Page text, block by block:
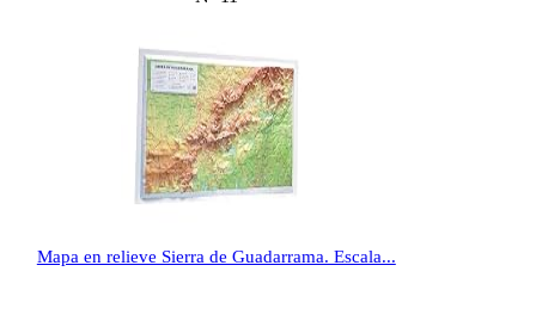
Mapa en relieve Sierra de Guadarrama. Escala...